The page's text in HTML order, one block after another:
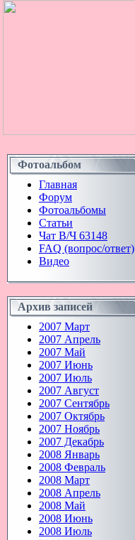
Фотоальбом
Главная
Форум
Фотоальбомы
Статьи
Чат В/Ч 63148
FAQ (вопрос/ответ)
Видео
Архив записей
2007 Март
2007 Апрель
2007 Май
2007 Июнь
2007 Июль
2007 Август
2007 Сентябрь
2007 Октябрь
2007 Ноябрь
2007 Декабрь
2008 Январь
2008 Февраль
2008 Март
2008 Апрель
2008 Май
2008 Июнь
2008 Июль